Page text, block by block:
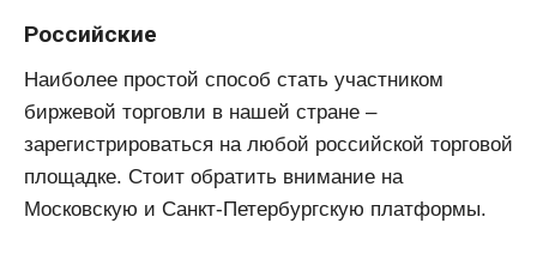
Российские
Наиболее простой способ стать участником
биржевой торговли в нашей стране –
зарегистрироваться на любой российской торговой
площадке. Стоит обратить внимание на
Московскую и Санкт-Петербургскую платформы.